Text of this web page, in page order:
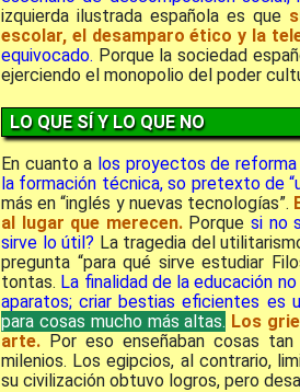
izquierda ilustrada española es que
escolar, el desamparo ético y la
equivocado. Porque la sociedad
ejerciendo el monopolio del poder
LO QUE SÍ Y LO QUE NO
En cuanto a los proyectos de reforma
la formación técnica, so pretexto de
más en “inglés y nuevas tecnologías”.
al lugar que merecen.Porque si no
sirve lo útil? La tragedia del
pregunta “para qué sirve estudiar
tontas. La finalidad de la educación
aparatos; criar bestias eficientes es
para cosas mucho más altas. Los
arte. Por eso enseñaban cosas
milenios. Los egipcios, al contrario,
su civilización obtuvo logros, pero